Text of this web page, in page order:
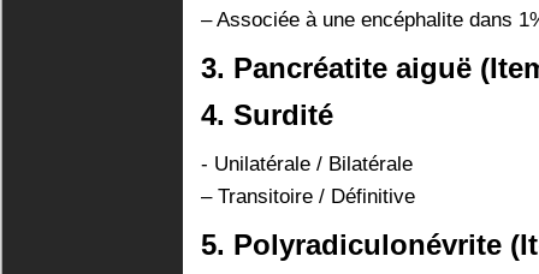
– Associée à une encéphalite dans
3. Pancréatite aiguë
4. Surdité
- Unilatérale / Bilatérale
– Transitoire / Définitive
5. Polyradiculonévrite